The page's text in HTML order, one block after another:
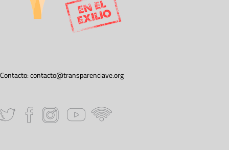
Contacto:contacto@transparenciave.org